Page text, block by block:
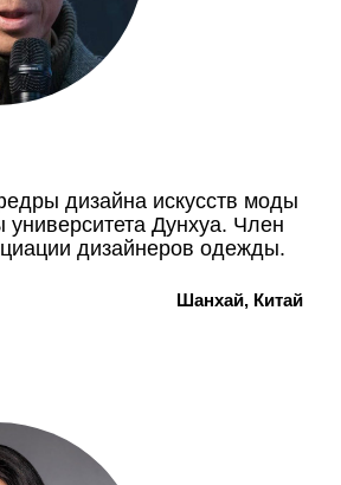
дизайна искусств моды
университета Дунхуа. Член
дизайнеров одежды.
Шанхай, Китай